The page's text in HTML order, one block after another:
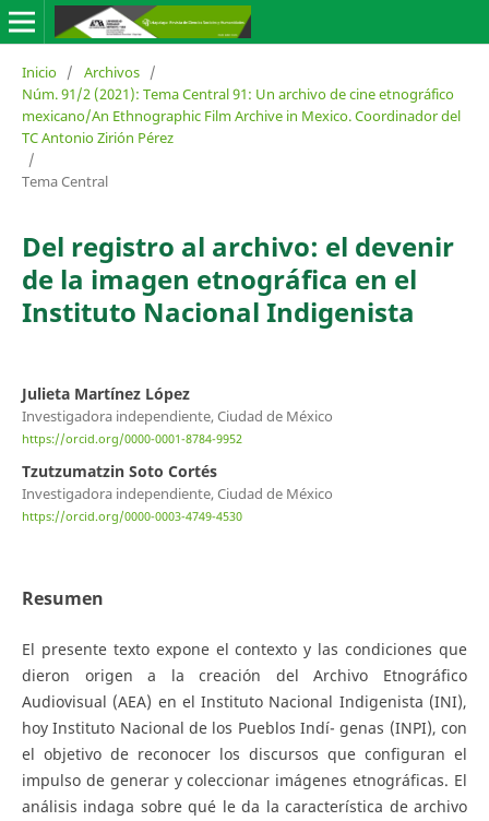
Inicio / Archivos /
Núm. 91/2 (2021): Tema Central 91: Un archivo de cine etnográfico
mexicano/An Ethnographic Film Archive in Mexico. Coordinador del
TC Antonio Zirión Pérez
/
Tema Central
Del registro al archivo: el devenir
de la imagen etnográfica en el
Instituto Nacional Indigenista
Julieta Martínez López
Investigadora independiente, Ciudad de México
https://orcid.org/0000-0001-8784-9952
Tzutzumatzin Soto Cortés
Investigadora independiente, Ciudad de México
https://orcid.org/0000-0003-4749-4530
Resumen
El presente texto expone el contexto y las condiciones que
dieron origen a la creación del Archivo Etnográfico
Audiovisual (AEA) en el Instituto Nacional Indigenista (INI),
hoy Instituto Nacional de los Pueblos Indí- genas (INPI), con
el objetivo de reconocer los discursos que configuran el
impulso de generar y coleccionar imágenes etnográficas. El
análisis indaga sobre qué le da la característica de archivo